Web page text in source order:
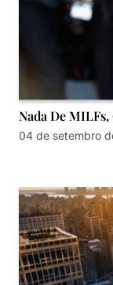
Nada De
04 de setembro